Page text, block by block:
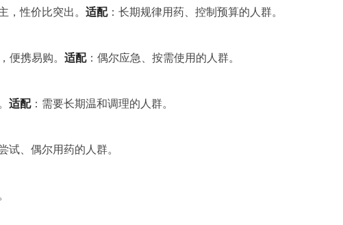
，性价比突出。 适配：长期规律用药、控制预算的人群。
便携易购。 适配：偶尔应急、按需使用的人群。
适配：需要长期温和调理的人群。
试、偶尔用药的人群。